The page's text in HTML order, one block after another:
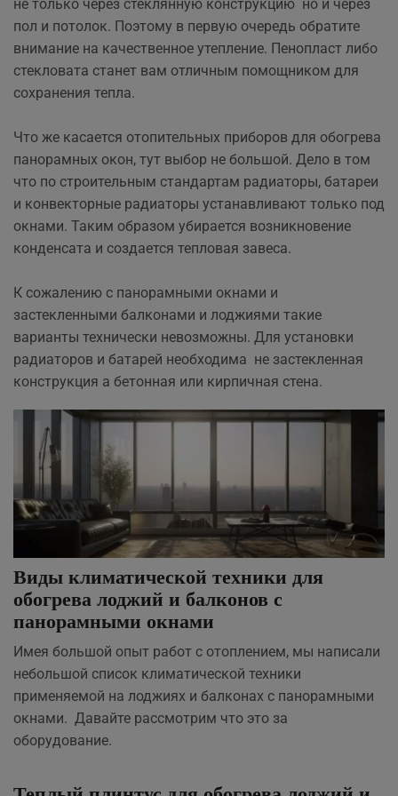
не только через стеклянную конструкцию но и через
пол и потолок. Поэтому в первую очередь обратите
внимание на качественное утепление. Пенопласт либо
стекловата станет вам отличным помощником для
сохранения тепла.
Что же касается отопительных приборов для обогрева
панорамных окон, тут выбор не большой. Дело в том
что по строительным стандартам радиаторы, батареи
и конвекторные радиаторы устанавливают только под
окнами. Таким образом убирается возникновение
конденсата и создается тепловая завеса.
К сожалению с панорамными окнами и
застекленными балконами и лоджиями такие
варианты технически невозможны. Для установки
радиаторов и батарей необходима не застекленная
конструкция а бетонная или кирпичная стена.
Виды климатической техники для
обогрева лоджий и балконов с
панорамными окнами
Имея большой опыт работ с отоплением, мы написали
небольшой список климатической техники
применяемой на лоджиях и балконах с панорамными
окнами. Давайте рассмотрим что это за
оборудование.